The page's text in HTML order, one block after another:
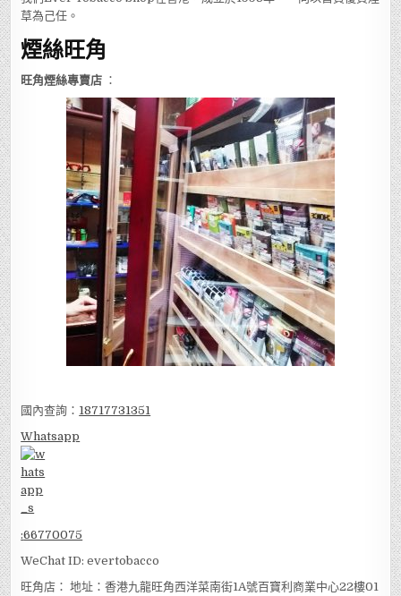
草為己任。
煙絲旺角
旺角煙絲專賣店 ：
國內查詢： 18717731351
Whatsapp
:66770075
WeChat ID: evertobacco
旺角店： 地址：香港九龍旺角西洋菜南街1A號百寶利商業中心22樓01